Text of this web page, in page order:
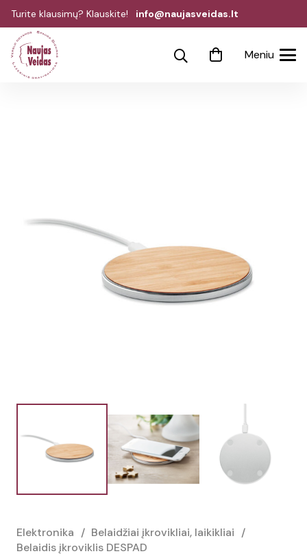
Turite klausimų? Klauskite! info@naujasveidas.lt
Meniu
Elektronika / Belaidžiai įkrovikliai, laikikliai /
Belaidis įkroviklis DESPAD